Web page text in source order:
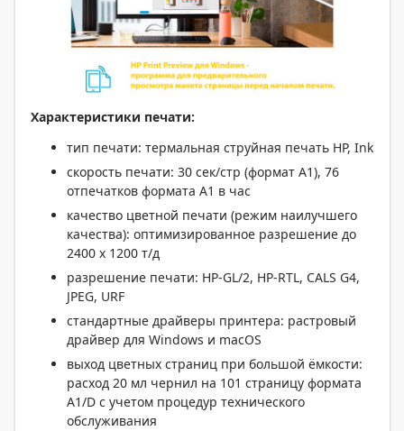
Характеристики печати:
тип печати: термальная струйная печать HP, Ink
скорость печати: 30 сек/стр (формат A1), 76
отпечатков формата A1 в час
качество цветной печати (режим наилучшего
качества): оптимизированное разрешение до
2400 x 1200 т/д
разрешение печати: HP-GL/2, HP-RTL, CALS G4,
JPEG, URF
стандартные драйверы принтера: растровый
драйвер для Windows и macOS
выход цветных страниц при большой ёмкости:
расход 20 мл чернил на 101 страницу формата
A1/D с учетом процедур технического
обслуживания